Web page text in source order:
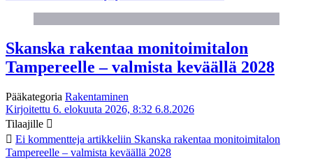
Skanska rakentaa monitoimitalon
Tampereelle – valmista keväällä 2028
Pääkategoria Rakentaminen
Kirjoitettu 6. elokuuta 2026, 8:32 6.8.2026
Tilaajille
Ei kommentteja artikkeliin Skanska rakentaa monitoimitalon
Tampereelle – valmista keväällä 2028